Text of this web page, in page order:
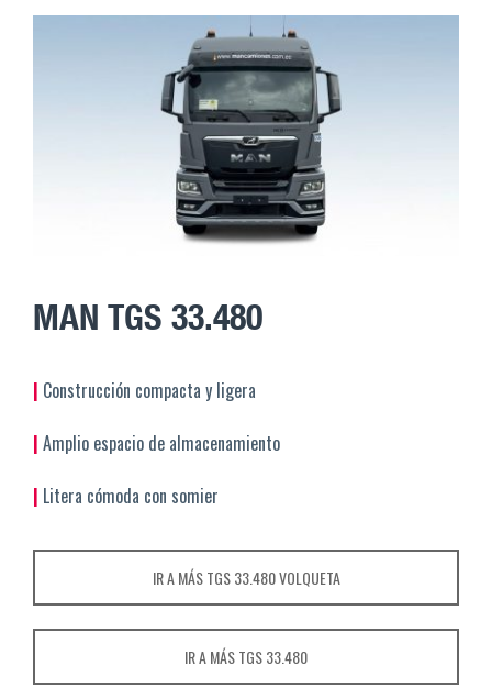
MAN TGS 33.480
| Construcción compacta y ligera
| Amplio espacio de almacenamiento
| Litera cómoda con somier
IR A MÁS TGS 33.480 VOLQUETA
IR A MÁS TGS 33.480